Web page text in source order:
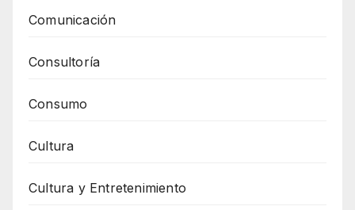
Comunicación
Consultoría
Consumo
Cultura
Cultura y Entretenimiento